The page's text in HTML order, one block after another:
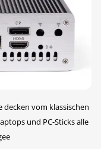
decken vom klassischen
und PC-Sticks alle